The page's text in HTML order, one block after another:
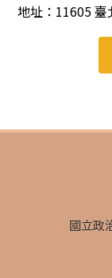
地址：11605
國立政